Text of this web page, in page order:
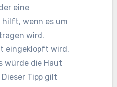
eine
hilft, wenn es um
wird.
eingeklopft wird,
würde die Haut
Tipp gilt